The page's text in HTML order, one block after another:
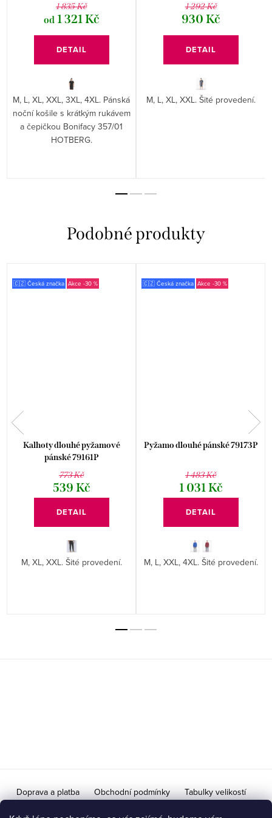
1 835 Kč
od1 321 Kč
DETAIL
M, L, XL, XXL, 3XL, 4XL. Pánská
noční košile s krátkým rukávem
a čepičkou Bonifacy 357/01
HOTBERG.
1 292 Kč
930 Kč
DETAIL
M, L, XL, XXL. Šité provedení.
🇨🇿 Česká značka -30 %
Kalhoty dlouhé pyžamové
pánské 79161P
773 Kč
539 Kč
DETAIL
M, XL, XXL. Šité provedení.
🇨🇿 Česká značka -30 %
Pyžamo dlouhé pánské 79173P
1 483 Kč
1 031 Kč
DETAIL
M, L, XXL, 4XL. Šité provedení.
Doprava a platba Obchodní podmínky Tabulky velikostí